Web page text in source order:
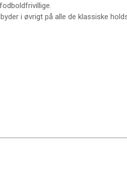
i øvrigt på alle de klassiske